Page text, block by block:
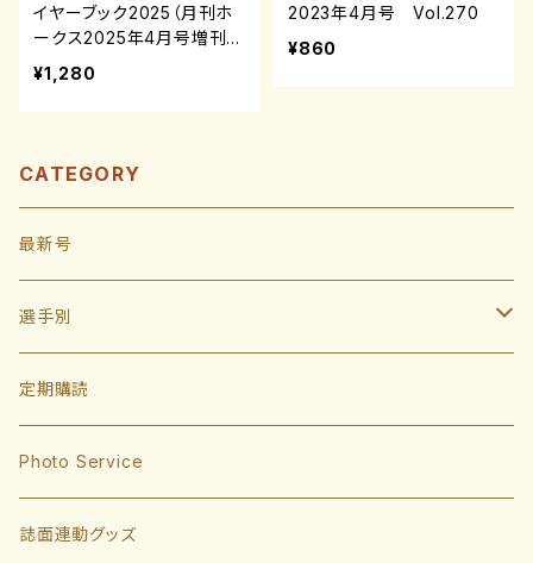
イヤーブック2025（月刊ホ
ークス2025年4月号増刊）
¥1,280
2023年4月号 Vol.270
¥860
CATEGORY
最新号
選手別
投手
東浜巨
有原航平
捕手
甲斐拓也
内野手
定期購読
Photo Service
誌面連動グッズ